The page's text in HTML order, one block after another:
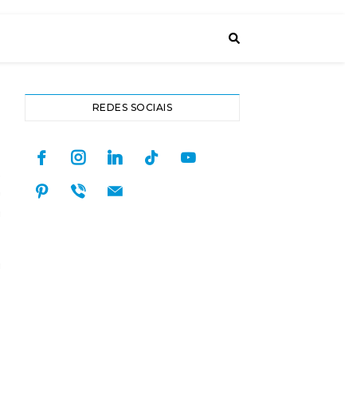
REDES SOCIAIS
facebookinstagramlinkedintiktok youtube
pinterest
viber mail